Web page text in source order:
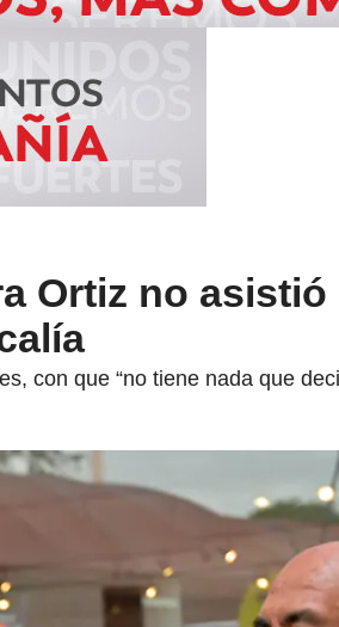
Ortiz no
con que “no tiene nada que